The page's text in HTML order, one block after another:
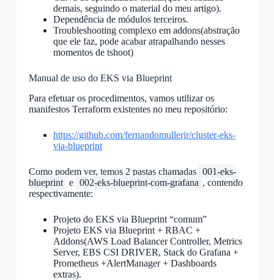
demais, seguindo o material do meu artigo).
Dependência de módulos terceiros.
Troubleshooting complexo em addons(abstração
que ele faz, pode acabar atrapalhando nesses
momentos de tshoot)
Manual de uso do EKS via Blueprint
Para efetuar os procedimentos, vamos utilizar os
manifestos Terraform existentes no meu repositório:
https://github.com/fernandomullerjr/cluster-eks-
via-blueprint
Como podem ver, temos 2 pastas chamadas 001-eks-
blueprint e 002-eks-blueprint-com-grafana , contendo
respectivamente:
Projeto do EKS via Blueprint “comum”
Projeto EKS via Blueprint + RBAC +
Addons(AWS Load Balancer Controller, Metrics
Server, EBS CSI DRIVER, Stack do Grafana +
Prometheus +AlertManager + Dashboards
extras).